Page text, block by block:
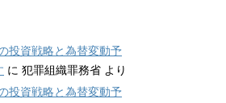
投資戦略と為替変動予
に 犯罪組織罪務省 より
投資戦略と為替変動予